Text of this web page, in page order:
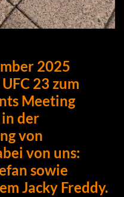
2025
23 zum
Meeting
in der
von
von uns:
sowie
Jacky Freddy.